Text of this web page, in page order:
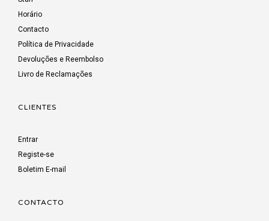
Horário
Contacto
Política de Privacidade
Devoluções e Reembolso
Livro de Reclamações
CLIENTES
Entrar
Registe-se
Boletim E-mail
CONTACTO